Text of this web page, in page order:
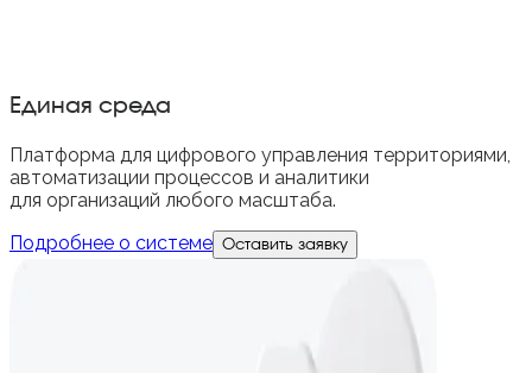
Единая среда
Платформа для цифрового управления территориями,
автоматизации процессов и аналитики
для организаций любого масштаба.
Подробнее о системе Оставить заявку